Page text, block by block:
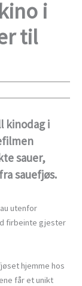
i
til
kinodag i
sauer,
sauefjøs.
utenfor
firbeinte gjester
hjemme hos
får et unikt